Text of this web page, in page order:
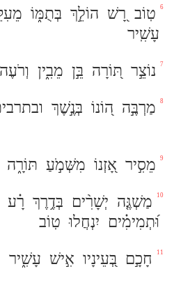
6 טֽוֹב רָ֭שׁ הוֹלֵ֣ךְ בְּתֻמּ֑וֹ
עָשִֽׁיר
7 נוֹצֵ֣ר תּ֭וֹרָה בֵּ֣ן מֵבִ֑ין וְרֹעֶה
8 מַרְבֶּ֣ה ה֭וֹנוֹ בְּנֶ֣שֶׁךְ
9 מֵסִ֣יר אָ֭זְנוֹ מִשְּׁמֹ֣עַ תּוֹרָ֑ה
10 מַשְׁגֶּ֤ה יְשָׁרִ֨ים בְּדֶ֥רֶךְ רָ֗ע
וּ֝תְמִימִ֗ים יִנְחֲלוּ טֽוֹב
11 חָכָ֣ם בְּ֭עֵינָיו אִ֣ישׁ עָשִׁ֑יר